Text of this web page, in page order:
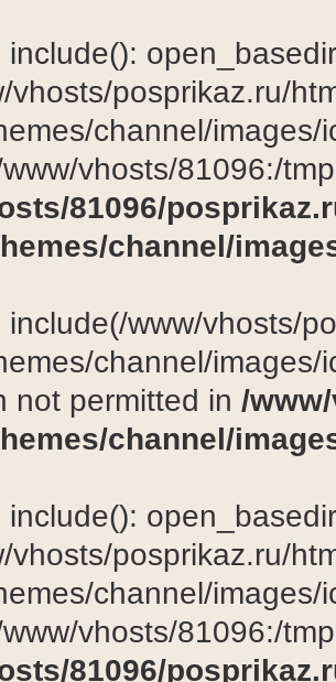
include():
vhosts/posprikaz.ru/
channel/
vhosts/81096:/
81096/
channel/
include(/www/vhosts/
channel/
not permitted in /
channel/
include():
vhosts/posprikaz.ru/
channel/
vhosts/81096:/
81096/